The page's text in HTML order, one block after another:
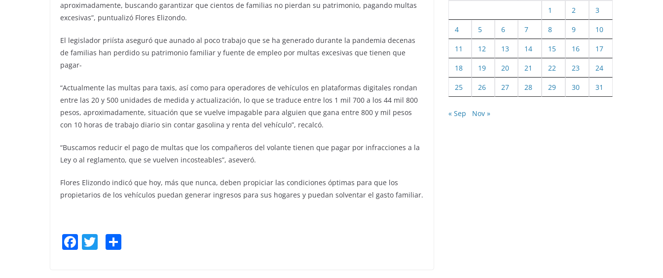
aproximadamente, buscando garantizar que cientos de familias no pierdan su patrimonio, pagando multas
excesivas”, puntualizó Flores Elizondo.
El legislador priísta aseguró que aunado al poco trabajo que se ha generado durante la pandemia decenas
de familias han perdido su patrimonio familiar y fuente de empleo por multas excesivas que tienen que
pagar-
“Actualmente las multas para taxis, así como para operadores de vehículos en plataformas digitales rondan
entre las 20 y 500 unidades de medida y actualización, lo que se traduce entre los 1 mil 700 a los 44 mil 800
pesos, aproximadamente, situación que se vuelve impagable para alguien que gana entre 800 y mil pesos
con 10 horas de trabajo diario sin contar gasolina y renta del vehículo”, recalcó.
“Buscamos reducir el pago de multas que los compañeros del volante tienen que pagar por infracciones a la
Ley o al reglamento, que se vuelven incosteables”, aseveró.
Flores Elizondo indicó que hoy, más que nunca, deben propiciar las condiciones óptimas para que los
propietarios de los vehículos puedan generar ingresos para sus hogares y puedan solventar el gasto familiar.
F T
1 2 3
4 5 6 7 8 9 10
11 12 13 14 15 16 17
18 19 20 21 22 23 24
25 26 27 28 29 30 31
« Sep Nov »